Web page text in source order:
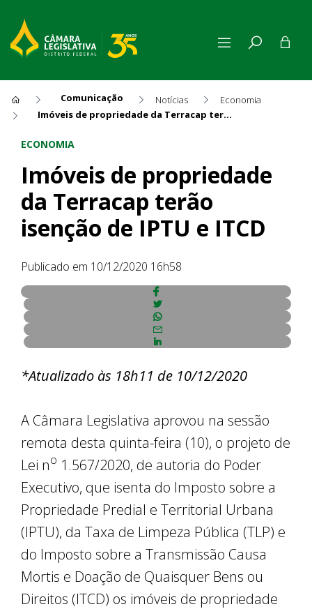
Comunicação Notícias
Economia
Imóveis de propriedade da Terracap terão isenção de IPTU e ITCD
Imóveis de propriedade da
ECONOMIA
Imóveis de propriedade
da Terracap terão
isenção de IPTU e ITCD
Publicado em 10/12/2020 16h58
*Atualizado às 18h11 de 10/12/2020
A Câmara Legislativa aprovou na sessão
remota desta quinta-feira (10), o projeto de
Lei no 1.567/2020, de autoria do Poder
Executivo, que isenta do Imposto sobre a
Propriedade Predial e Territorial Urbana
(IPTU), da Taxa de Limpeza Pública (TLP) e
do Imposto sobre a Transmissão Causa
Mortis e Doação de Quaisquer Bens ou
Direitos (ITCD) os imóveis de propriedade